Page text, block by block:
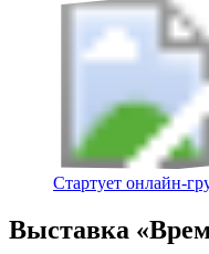
Стартует
Выставка